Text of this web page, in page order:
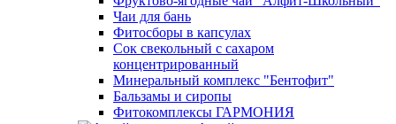
Чаи для бань
Фитосборы в капсулах
Сок свекольный с сахаром
концентрированный
Минеральный комплекс "Бентофит"
Бальзамы и сиропы
Фитокомплексы ГАРМОНИЯ